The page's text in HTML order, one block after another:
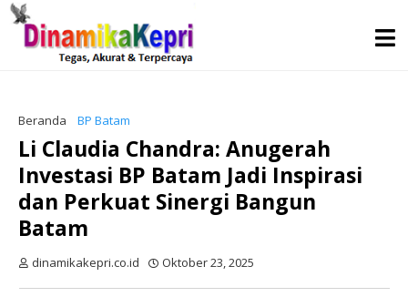
Beranda BP Batam
Li Claudia Chandra: Anugerah
Investasi BP Batam Jadi Inspirasi
dan Perkuat Sinergi Bangun
Batam
dinamikakepri.co.id Oktober 23, 2025